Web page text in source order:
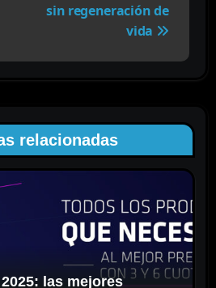
sin regeneración de
vida
relacionadas
las mejores